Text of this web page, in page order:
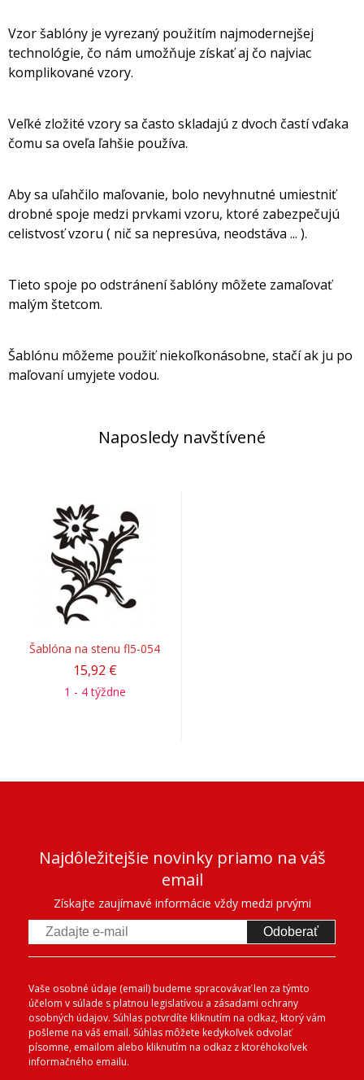
Vzor šablóny je vyrezaný použitím najmodernejšej
technológie, čo nám umožňuje získať aj čo najviac
komplikované vzory.
Veľké zložité vzory sa často skladajú z dvoch častí vďaka
čomu sa oveľa ľahšie používa.
Aby sa uľahčilo maľovanie, bolo nevyhnutné umiestniť
drobné spoje medzi prvkami vzoru, ktoré zabezpečujú
celistvosť vzoru ( nič sa nepresúva, neodstáva ... ).
Tieto spoje po odstránení šablóny môžete zamaľovať
malým štetcom.
Šablónu môžeme použiť niekoľkonásobne, stačí ak ju po
maľovaní umyjete vodou.
Naposledy navštívené
Šablóna na stenu fl5-054
15,92 €
1 - 4 týždne
Najdôležitejšie novinky priamo na váš
email
Získajte zaujímavé informácie vždy medzi prvými
Odoberať
Vaše osobné údaje (email) budeme spracovávať len za týmto
účelom v súlade s platnou legislatívou a zásadami ochrany
osobných údajov. Súhlas potvrdíte kliknutím na odkaz, ktorý vám
pošleme na váš email. Súhlas môžete kedykoľvek odvolať
písomne, emailom alebo kliknutím na odkaz z ktoréhokoľvek
informačného emailu.